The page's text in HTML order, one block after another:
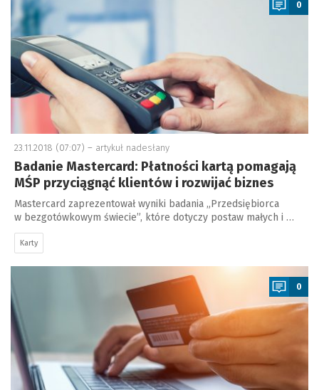
0
23.11.2018 (07:07) – artykuł nadesłany
Badanie Mastercard: Płatności kartą pomagają
MŚP przyciągnąć klientów i rozwijać biznes
Mastercard zaprezentował wyniki badania „Przedsiębiorca
w bezgotówkowym świecie”, które dotyczy postaw małych i …
Karty
a
0